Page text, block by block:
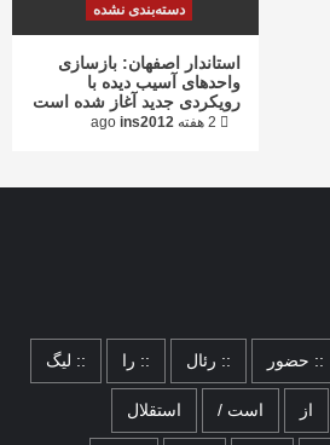
دسته‌بندی نشده
استاندار اصفهان: بازسازی
واحدهای آسیب دیده با
رویکردی جدید آغاز شده است
ins2012
:: حضور :: رئال :: را :: لیگ
از است / استقلال